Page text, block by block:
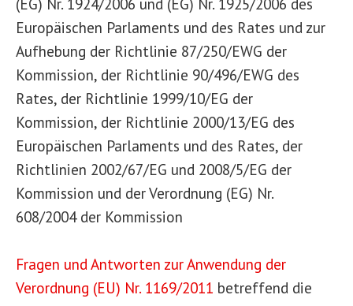
Europäischen Parlaments und des Rates und zur
Aufhebung der Richtlinie 87/250/EWG der
Kommission, der Richtlinie 90/496/EWG des
Rates, der Richtlinie 1999/10/EG der
Kommission, der Richtlinie 2000/13/EG des
Europäischen Parlaments und des Rates, der
Richtlinien 2002/67/EG und 2008/5/EG der
Kommission und der Verordnung (EG) Nr.
608/2004 der Kommission
Fragen und Antworten zur Anwendung der
Verordnung (EU) Nr. 1169/2011 betreffend die